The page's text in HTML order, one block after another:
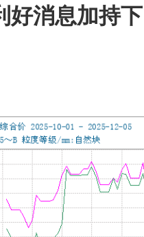
好消息加持